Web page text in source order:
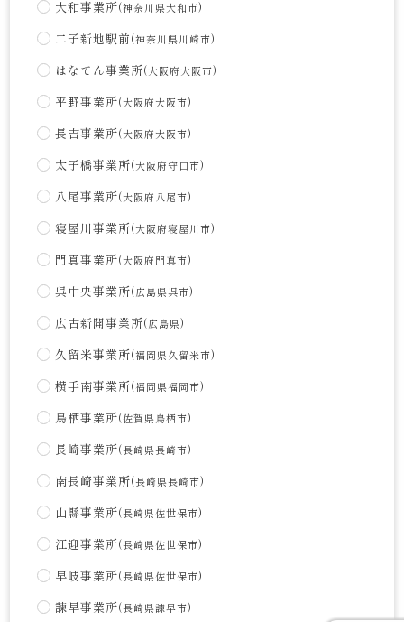
大和事業所(神奈川県大和市)
二子新地駅前(神奈川県川崎市)
はなてん事業所(大阪府大阪市)
平野事業所(大阪府大阪市)
長吉事業所(大阪府大阪市)
太子橋事業所(大阪府守口市)
八尾事業所(大阪府八尾市)
寝屋川事業所(大阪府寝屋川市)
門真事業所(大阪府門真市)
呉中央事業所(広島県呉市)
広古新開事業所(広島県)
久留米事業所(福岡県久留米市)
横手南事業所(福岡県福岡市)
鳥栖事業所(佐賀県鳥栖市)
長崎事業所(長崎県長崎市)
南長崎事業所(長崎県長崎市)
山縣事業所(長崎県佐世保市)
江迎事業所(長崎県佐世保市)
早岐事業所(長崎県佐世保市)
諫早事業所(長崎県諫早市)